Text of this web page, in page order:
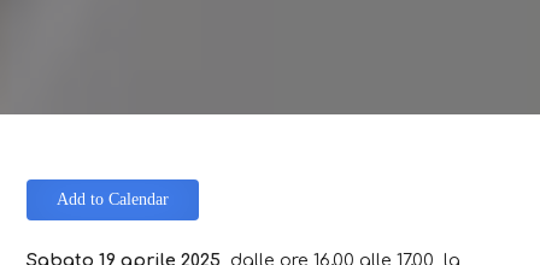
Add to Calendar
Sabato 19 aprile 2025, dalle ore 16,00 alle 17,00 ,la